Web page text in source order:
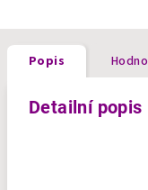
Popis
Detailní